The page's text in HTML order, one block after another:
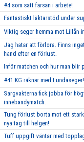
#4 som satt farsan i arbete!
Fantastiskt läktarstöd under
Viktig seger hemma mot Lillån
Jag hatar att förlora. Finns
hand efter en förlust.
Inför matchen och hur man blir
#41 KG räknar med Lundaseger!
Sargvakterna fick jobba för
innebandymatch.
Tung förlust borta mot ett
nya tag till helgen!
Tuff uppgift väntar med